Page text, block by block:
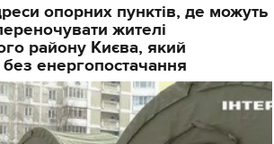
опорних пунктів, де можуть
жителі
району Києва, який
енергопостачання